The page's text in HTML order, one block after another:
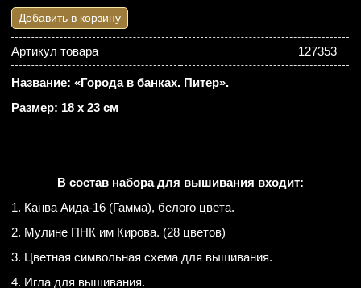
Добавить в корзину
Артикул товара 127353
Название: «Города в банках. Питер».
Размер: 18 х 23 см
В состав набора для вышивания входит:
1. Канва Аида-16 (Гамма), белого цвета.
2. Мулине ПНК им Кирова. (28 цветов)
3. Цветная символьная схема для вышивания.
4. Игла для вышивания.